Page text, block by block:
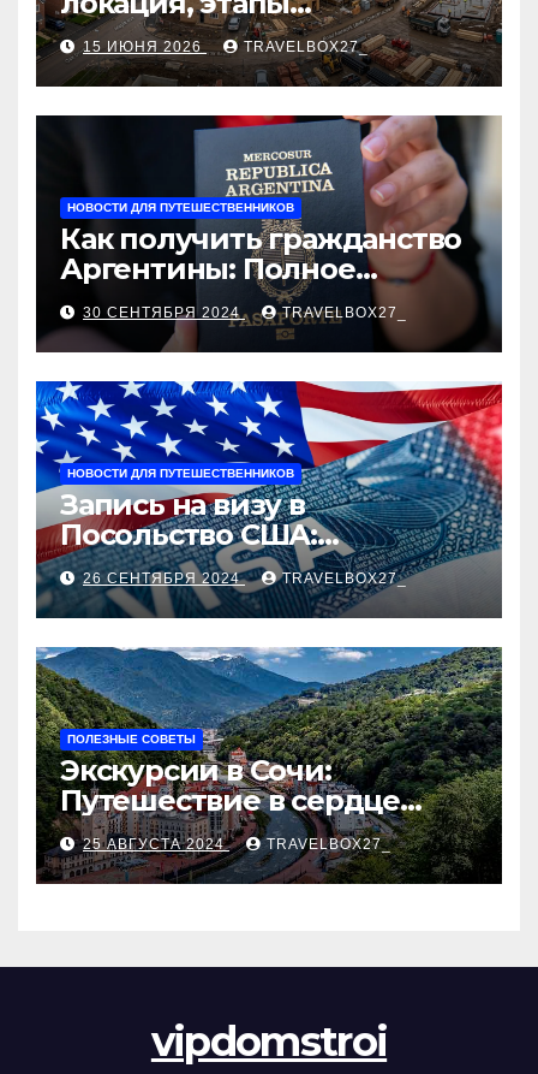
строительства, проверка
застройщика, сценарии
оформления сделки и
рыночные ориентиры
15 ИЮНЯ 2026 TRAVELBOX27_
НОВОСТИ ДЛЯ ПУТЕШЕСТВЕННИКОВ
Как получить гражданство
Аргентины: Полное
руководство
30 СЕНТЯБРЯ 2024 TRAVELBOX27_
НОВОСТИ ДЛЯ ПУТЕШЕСТВЕННИКОВ
Запись на визу в
Посольство США:
Пошаговое руководство
26 СЕНТЯБРЯ 2024 TRAVELBOX27_
ПОЛЕЗНЫЕ СОВЕТЫ
Экскурсии в Сочи:
Путешествие в сердце
Черноморского курорта
25 АВГУСТА 2024 TRAVELBOX27_
vipdomstroi